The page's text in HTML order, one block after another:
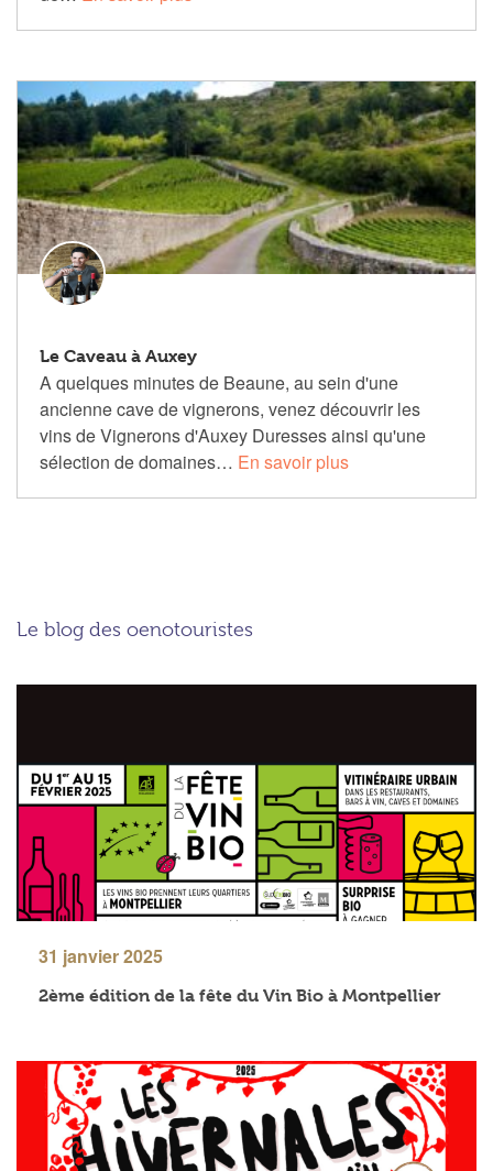
Le Caveau à Auxey
A quelques minutes de Beaune, au sein d'une
ancienne cave de vignerons, venez découvrir les
vins de Vignerons d'Auxey Duresses ainsi qu'une
sélection de domaines… En savoir plus
Le blog des oenotouristes
31 janvier 2025
2ème édition de la fête du Vin Bio à Montpellier